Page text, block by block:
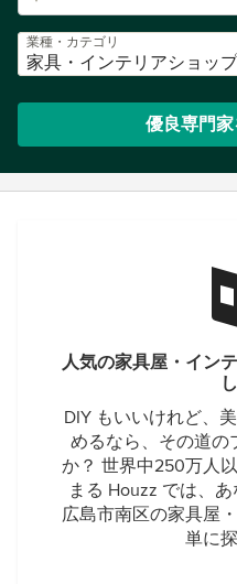
業種・カテゴリ
家具・インテリアショップ
優良専門
人気の家具屋・イン
DIY もいいけれど、
めるなら、その道の
か？ 世界中250万人
まる Houzz では、
広島市南区の家具屋
単に